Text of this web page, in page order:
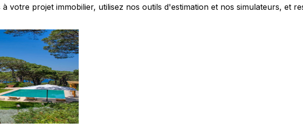
votre projet immobilier, utilisez nos outils d'estimation et nos simulateurs, et